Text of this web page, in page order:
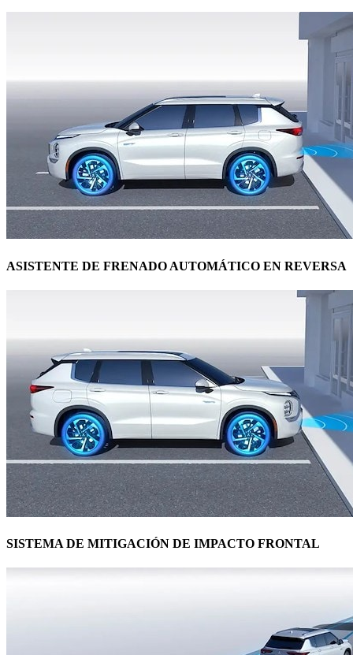
ASISTENTE DE FRENADO AUTOMÁTICO EN REVERSA
SISTEMA DE MITIGACIÓN DE IMPACTO FRONTAL